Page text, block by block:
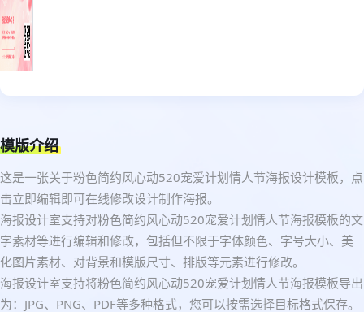
模版介绍
这是一张关于粉色简约风心动520宠爱计划情人节海报设计模板，点
击立即编辑即可在线修改设计制作海报。
海报设计室支持对粉色简约风心动520宠爱计划情人节海报模板的文
字素材等进行编辑和修改，包括但不限于字体颜色、字号大小、美
化图片素材、对背景和模版尺寸、排版等元素进行修改。
海报设计室支持将粉色简约风心动520宠爱计划情人节海报模板导出
为：JPG、PNG、PDF等多种格式，您可以按需选择目标格式保存。